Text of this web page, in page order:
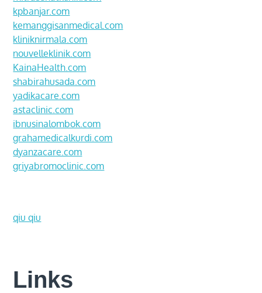
kpbanjar.com
kemanggisanmedical.com
kliniknirmala.com
nouvelleklinik.com
KainaHealth.com
shabirahusada.com
yadikacare.com
astaclinic.com
ibnusinalombok.com
grahamedicalkurdi.com
dyanzacare.com
griyabromoclinic.com
qiu qiu
Links